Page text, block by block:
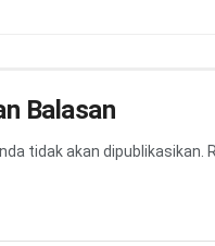
Balasan
tidak akan dipublikasikan.